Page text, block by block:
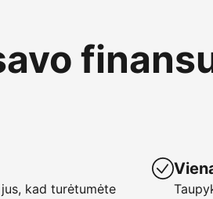
kad turėtumėte